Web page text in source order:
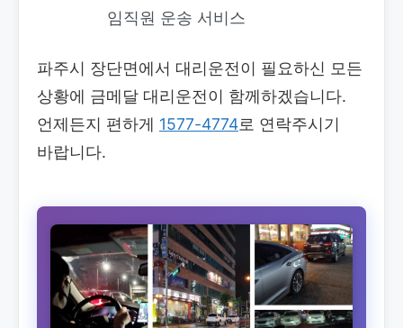
임직원 운송 서비스
파주시 장단면에서 대리운전이 필요하신 모든
상황에 금메달 대리운전이 함께하겠습니다.
언제든지 편하게 1577-4774로 연락주시기
바랍니다.